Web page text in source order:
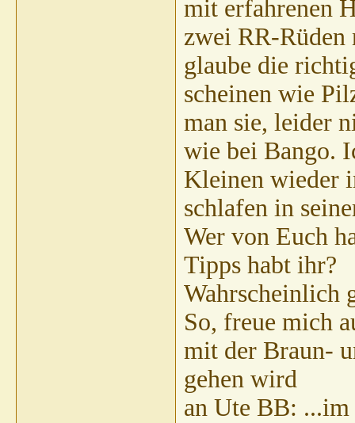
mit erfahrenen
zwei RR-Rüden
glaube die
scheinen wie
man sie, leider
wie bei Bango.
Kleinen wieder
schlafen in
Wer von Euch
Tipps habt ihr?
Wahrscheinlich
So, freue mich
mit der Braun-
gehen wird
an Ute BB: